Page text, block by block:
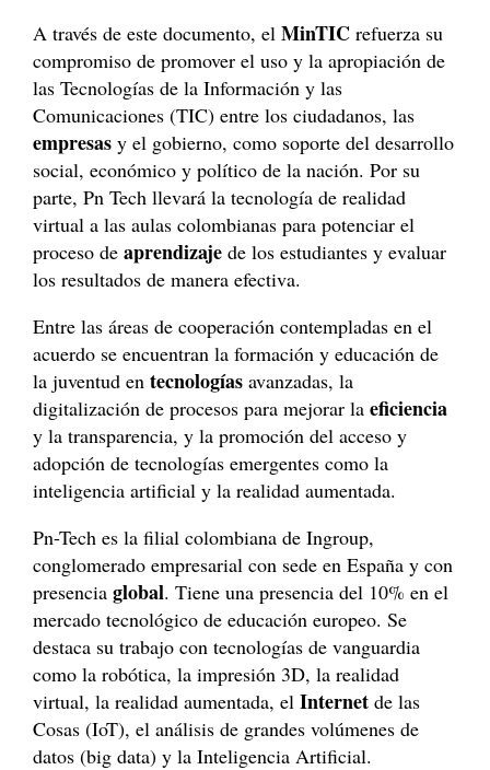
A través de este documento, el MinTICrefuerza su
compromiso de promover el uso y la apropiación de
las Tecnologías de la Información y las
Comunicaciones (TIC) entre los ciudadanos, las
empresas y el gobierno, como soporte del desarrollo
social, económico y político de la nación. Por su
parte, Pn Tech llevará la tecnología de realidad
virtual a las aulas colombianas para potenciar el
proceso deaprendizaje de los estudiantes y evaluar
los resultados de manera efectiva.
Entre las áreas de cooperación contempladas en el
acuerdo se encuentran la formación y educación de
la juventud entecnologías avanzadas, la
digitalización de procesos para mejorar laeficiencia
y la transparencia, y la promoción del acceso y
adopción de tecnologías emergentes como la
inteligencia artificial y la realidad aumentada.
Pn-Tech es la filial colombiana de Ingroup,
conglomerado empresarial con sede en España y con
presenciaglobal. Tiene una presencia del 10% en el
mercado tecnológico de educación europeo. Se
destaca su trabajo con tecnologías de vanguardia
como la robótica, la impresión 3D, la realidad
virtual, la realidad aumentada, elInternet de las
Cosas (IoT), el análisis de grandes volúmenes de
datos (big data) y la Inteligencia Artificial.